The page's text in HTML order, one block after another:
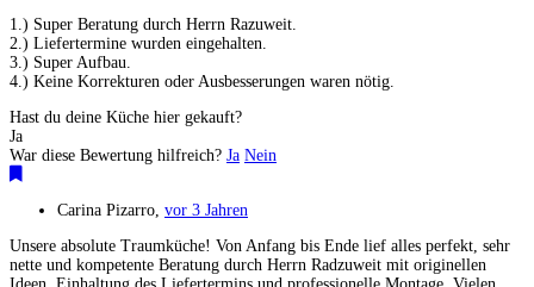
1.) Super Beratung durch Herrn Razuweit.
2.) Liefertermine wurden eingehalten.
3.) Super Aufbau.
4.) Keine Korrekturen oder Ausbesserungen waren nötig.
Hast du deine Küche hier gekauft?
Ja
War diese Bewertung hilfreich? Ja Nein
Carina Pizarro, vor 3 Jahren
Unsere absolute Traumküche! Von Anfang bis Ende lief alles perfekt, sehr
nette und kompetente Beratung durch Herrn Radzuweit mit originellen